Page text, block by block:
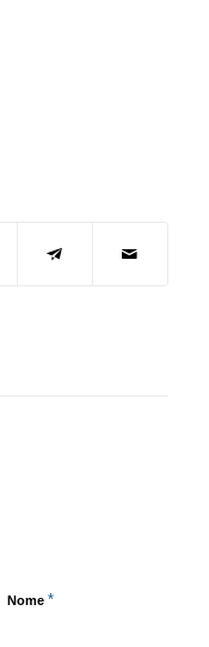
Nome *